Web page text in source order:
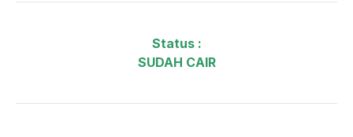
Status :
SUDAH CAIR